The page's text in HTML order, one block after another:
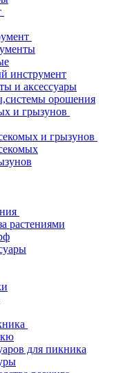
инструмент
и аксессуары
орошения
и грызунов
и грызунов
растениями
для пикника